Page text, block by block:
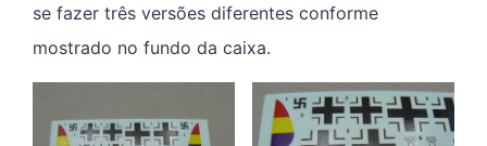
se fazer três versões diferentes conforme
mostrado no fundo da caixa.